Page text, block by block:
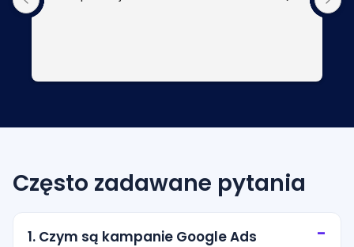
Często zadawane pytania
1. Czym są kampanie Google Ads